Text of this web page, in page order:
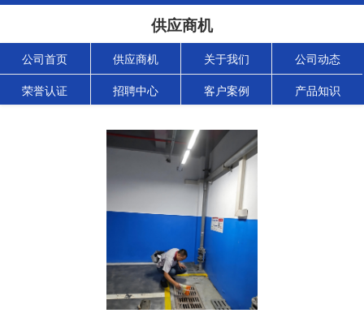
供应商机
公司首页 供应商机 关于我们 公司动态
荣誉认证 招聘中心 客户案例 产品知识